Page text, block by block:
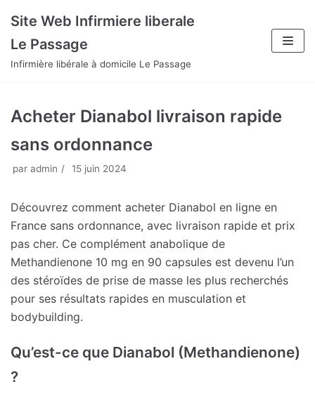
Aller
contenu
Site Web Infirmiere liberale
Le Passage
Infirmière libérale à domicile Le Passage
Acheter Dianabol livraison rapide
sans ordonnance
par admin 15 juin 2024
Découvrez comment acheter Dianabol en ligne en
France sans ordonnance, avec livraison rapide et prix
pas cher. Ce complément anabolique de
Methandienone 10 mg en 90 capsules est devenu l’un
des stéroïdes de prise de masse les plus recherchés
pour ses résultats rapides en musculation et
bodybuilding.
Qu’est-ce que Dianabol (Methandienone)
?